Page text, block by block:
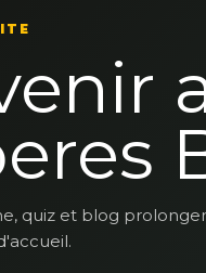
quiz et blog